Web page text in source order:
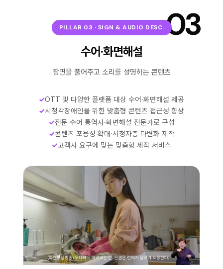
03
PILLAR 03 · SIGN & AUDIO DESC.
수어·화면해설
장면을 풀어주고 소리를 설명하는 콘텐츠
✓OTT 및 다양한 플랫폼 대상 수어·화면해설 제공
✓시청각장애인을 위한 맞춤형 콘텐츠 접근성 향상
✓전문 수어 통역사·화면해설 전문가로 구성
✓콘텐츠 포용성 확대·시청자층 다변화 제작
✓고객사 요구에 맞는 맞춤형 제작 서비스